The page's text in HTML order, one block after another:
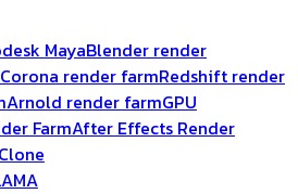
MayaBlender render
Corona render farmRedshift render
Arnold render farmGPU
FarmAfter Effects Render